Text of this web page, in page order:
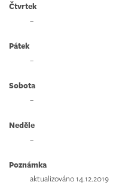
Čtvrtek
–
Pátek
–
Sobota
–
Neděle
–
Poznámka
aktualizováno 14.12.2019